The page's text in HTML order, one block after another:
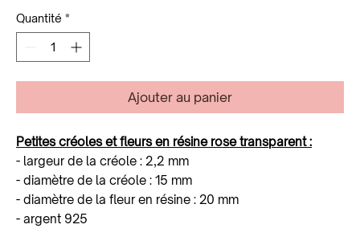
Quantité *
Ajouter au panier
Petites créoles et fleurs en résine rose transparent :
- largeur de la créole : 2,2 mm
- diamètre de la créole : 15 mm
- diamètre de la fleur en résine : 20 mm
- argent 925